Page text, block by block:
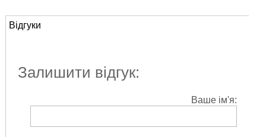
Відгуки
Залишити відгук:
Ваше ім'я: